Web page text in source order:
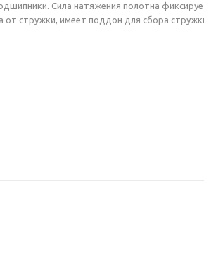
Сила натяжения полотна
стружки, имеет поддон для сбора